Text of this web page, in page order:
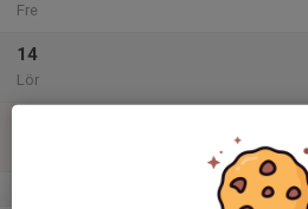
Fre
14
Lör
v.47